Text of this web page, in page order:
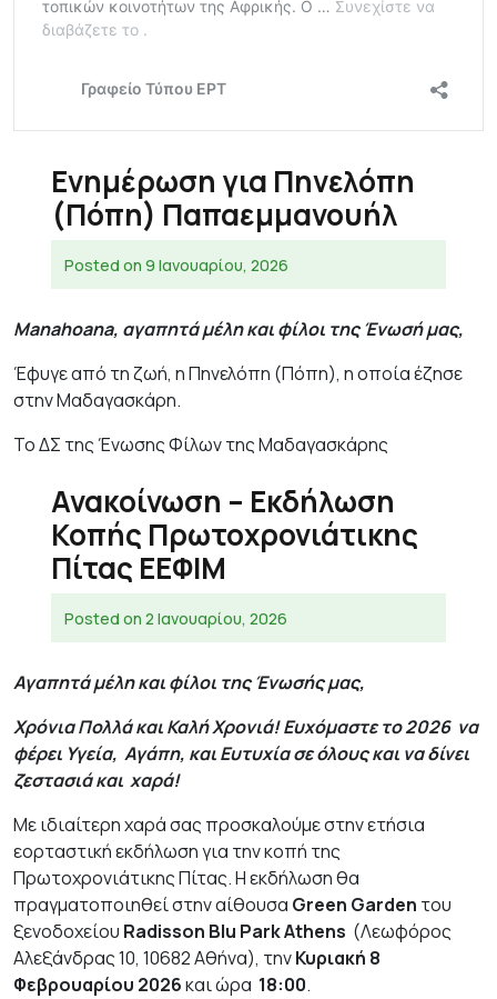
Ενημέρωση για Πηνελόπη
(Πόπη) Παπαεμμανουήλ
Posted on 9 Ιανουαρίου, 2026
Manahoana, αγαπητά μέλη και φίλοι της Ένωσή μας,
Έφυγε από τη ζωή, η Πηνελόπη (Πόπη), η οποία έζησε
στην Μαδαγασκάρη.
Το ΔΣ της Ένωσης Φίλων της Μαδαγασκάρης
Ανακοίνωση – Εκδήλωση
Κοπής Πρωτοχρονιάτικης
Πίτας ΕΕΦΙΜ
Posted on 2 Ιανουαρίου, 2026
Αγαπητά μέλη και φίλοι της Ένωσής μας,
Χρόνια Πολλά και Καλή Χρονιά! Ευχόμαστε το 2026 να
φέρει Υγεία, Αγάπη, και Ευτυχία σε όλους και να δίνει
ζεστασιά και χαρά!
Με ιδιαίτερη χαρά σας προσκαλούμε στην ετήσια
εορταστική εκδήλωση για την κοπή της
Πρωτοχρονιάτικης Πίτας. Η εκδήλωση θα
πραγματοποιηθεί στην αίθουσα Green Garden του
ξενοδοχείου Radisson Blu Park Athens (Λεωφόρος
Αλεξάνδρας 10, 10682 Αθήνα), τηνΚυριακή 8
Φεβρουαρίου 2026και ώρα 18:00.